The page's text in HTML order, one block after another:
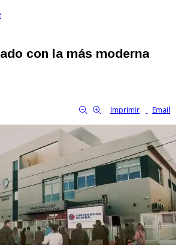
con la más moderna
Imprimir Email